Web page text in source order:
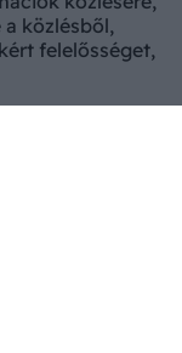
közlésből,
felelősséget,